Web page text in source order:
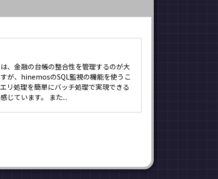
、金融の台帳の整合性を管理するのが大
が、hinemosのSQL監視の機能を使うこ
リ処理を簡単にバッチ処理で実現できる
じています。 また...